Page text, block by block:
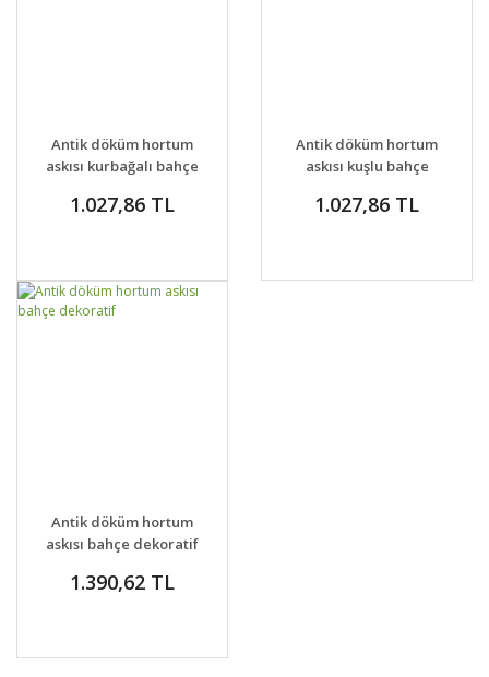
DETAYLAR
VER
Antik döküm hortum
askısı kurbağalı bahçe
1.027,86 TL
DETAYLAR
VER
Antik döküm hortum
askısı kuşlu bahçe
1.027,86 TL
DETAYLAR
VER
Antik döküm hortum
askısı bahçe dekoratif
1.390,62 TL